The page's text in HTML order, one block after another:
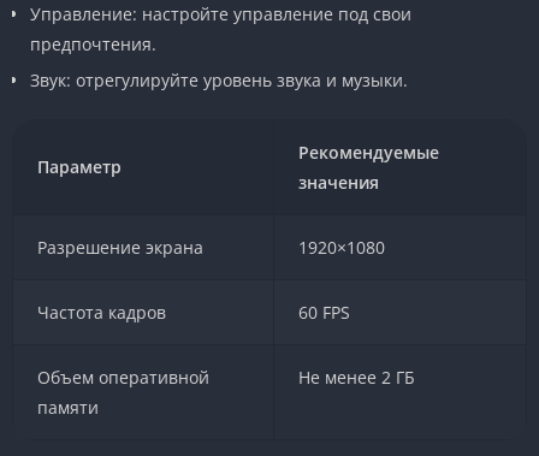
Управление: настройте управление под свои
предпочтения.
Звук: отрегулируйте уровень звука и музыки.
Параметр
Рекомендуемые
значения
Разрешение экрана 1920×1080
Частота кадров 60 FPS
Объем оперативной
памяти
Не менее 2 ГБ